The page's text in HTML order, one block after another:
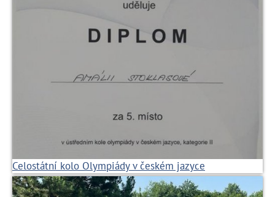
Celostátní kolo Olympiády v českém jazyce